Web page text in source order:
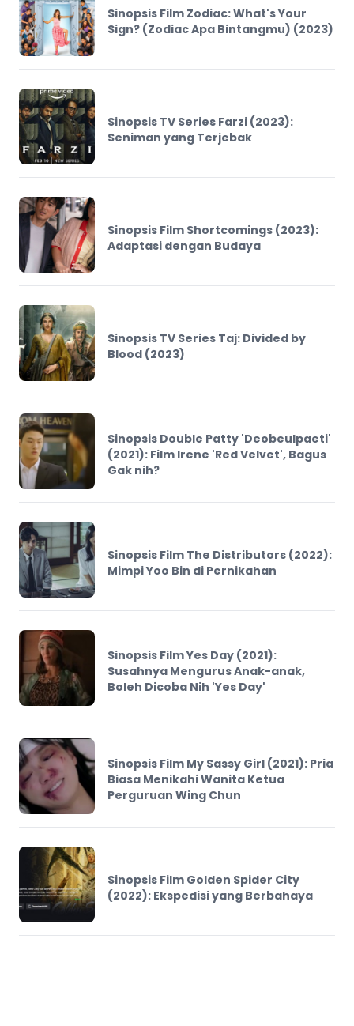
Sinopsis Film Zodiac: What's Your
Sign? (Zodiac Apa Bintangmu) (2023)
Sinopsis TV Series Farzi (2023):
Seniman yang Terjebak
Sinopsis Film Shortcomings (2023):
Adaptasi dengan Budaya
Sinopsis TV Series Taj: Divided by
Blood (2023)
Sinopsis Double Patty 'Deobeulpaeti'
(2021): Film Irene 'Red Velvet', Bagus
Gak nih?
Sinopsis Film The Distributors (2022):
Mimpi Yoo Bin di Pernikahan
Sinopsis Film Yes Day (2021):
Susahnya Mengurus Anak-anak,
Boleh Dicoba Nih 'Yes Day'
Sinopsis Film My Sassy Girl (2021): Pria
Biasa Menikahi Wanita Ketua
Perguruan Wing Chun
Sinopsis Film Golden Spider City
(2022): Ekspedisi yang Berbahaya